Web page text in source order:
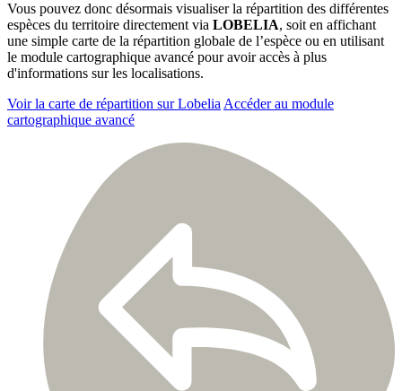
Vous pouvez donc désormais visualiser la répartition des différentes
espèces du territoire directement via LOBELIA, soit en affichant
une simple carte de la répartition globale de l’espèce ou en utilisant
le module cartographique avancé pour avoir accès à plus
d'informations sur les localisations.
Voir la carte de répartition sur Lobelia Accéder au module
cartographique avancé